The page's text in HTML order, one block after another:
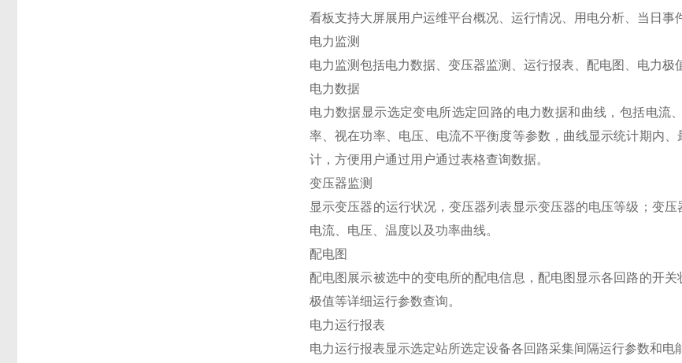
看板支持大屏展用户运维平台概况、运行情况、用电分析、当日事
电力监测
电力监测包括电力数据、变压器监测、运行报表、配电图、电力
电力数据
电力数据显示选定变电所选定回路的电力数据和曲线，包括电流
率、视在功率、电压、电流不平衡度等参数，曲线显示统计期内
计，方便用户通过用户通过表格查询数据。
变压器监测
显示变压器的运行状况，变压器列表显示变压器的电压等级；变
电流、电压、温度以及功率曲线。
配电图
配电图展示被选中的变电所的配电信息，配电图显示各回路的开
极值等详细运行参数查询。
电力运行报表
电力运行报表显示选定站所选定设备各回路采集间隔运行参数和电